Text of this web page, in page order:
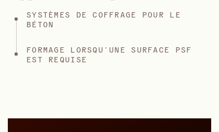
SYSTÈMES DE COFFRAGE POUR LE
BÉTON
FORMAGE LORSQU'UNE SURFACE PSF
EST REQUISE